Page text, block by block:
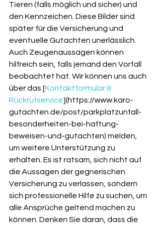
Tieren (falls möglich und sicher) und
den Kennzeichen. Diese Bilder sind
später für die Versicherung und
eventuelle Gutachten unerlässlich.
Auch Zeugenaussagen können
hilfreich sein, falls jemand den Vorfall
beobachtet hat. Wir können uns auch
über das [Kontaktformular &
Rückrufservice](https://www.karo-
gutachten.de/post/parkplatzunfall-
besonderheiten-bei-haftung-
beweisen-und-gutachten) melden,
um weitere Unterstützung zu
erhalten. Es ist ratsam, sich nicht auf
die Aussagen der gegnerischen
Versicherung zu verlassen, sondern
sich professionelle Hilfe zu suchen, um
alle Ansprüche geltend machen zu
können. Denken Sie daran, dass die